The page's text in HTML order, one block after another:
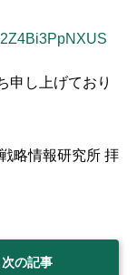
申し上げており
略情報研究所 拝
次の記事